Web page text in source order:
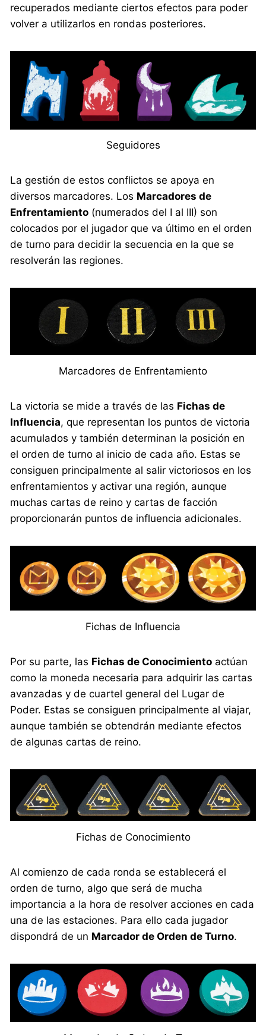
recuperados mediante ciertos efectos para poder
volver a utilizarlos en rondas posteriores.
Seguidores
La gestión de estos conflictos se apoya en
diversos marcadores. Los Marcadores de
Enfrentamiento (numerados del I al III) son
colocados por el jugador que va último en el orden
de turno para decidir la secuencia en la que se
resolverán las regiones.
Marcadores de Enfrentamiento
La victoria se mide a través de las Fichas de
Influencia, que representan los puntos de victoria
acumulados y también determinan la posición en
el orden de turno al inicio de cada año. Estas se
consiguen principalmente al salir victoriosos en los
enfrentamientos y activar una región, aunque
muchas cartas de reino y cartas de facción
proporcionarán puntos de influencia adicionales.
Fichas de Influencia
Por su parte, las Fichas de Conocimiento actúan
como la moneda necesaria para adquirir las cartas
avanzadas y de cuartel general del Lugar de
Poder. Estas se consiguen principalmente al viajar,
aunque también se obtendrán mediante efectos
de algunas cartas de reino.
Fichas de Conocimiento
Al comienzo de cada ronda se establecerá el
orden de turno, algo que será de mucha
importancia a la hora de resolver acciones en cada
una de las estaciones. Para ello cada jugador
dispondrá de un Marcador de Orden de Turno.